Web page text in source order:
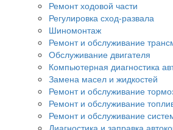
Ремонт ходовой части
Регулировка сход-развала
Шиномонтаж
Ремонт и обслуживание
Обслуживание двигателя
Компьютерная диагностика
Замена масел и жидкостей
Ремонт и обслуживание
Ремонт и обслуживание
Ремонт и обслуживание